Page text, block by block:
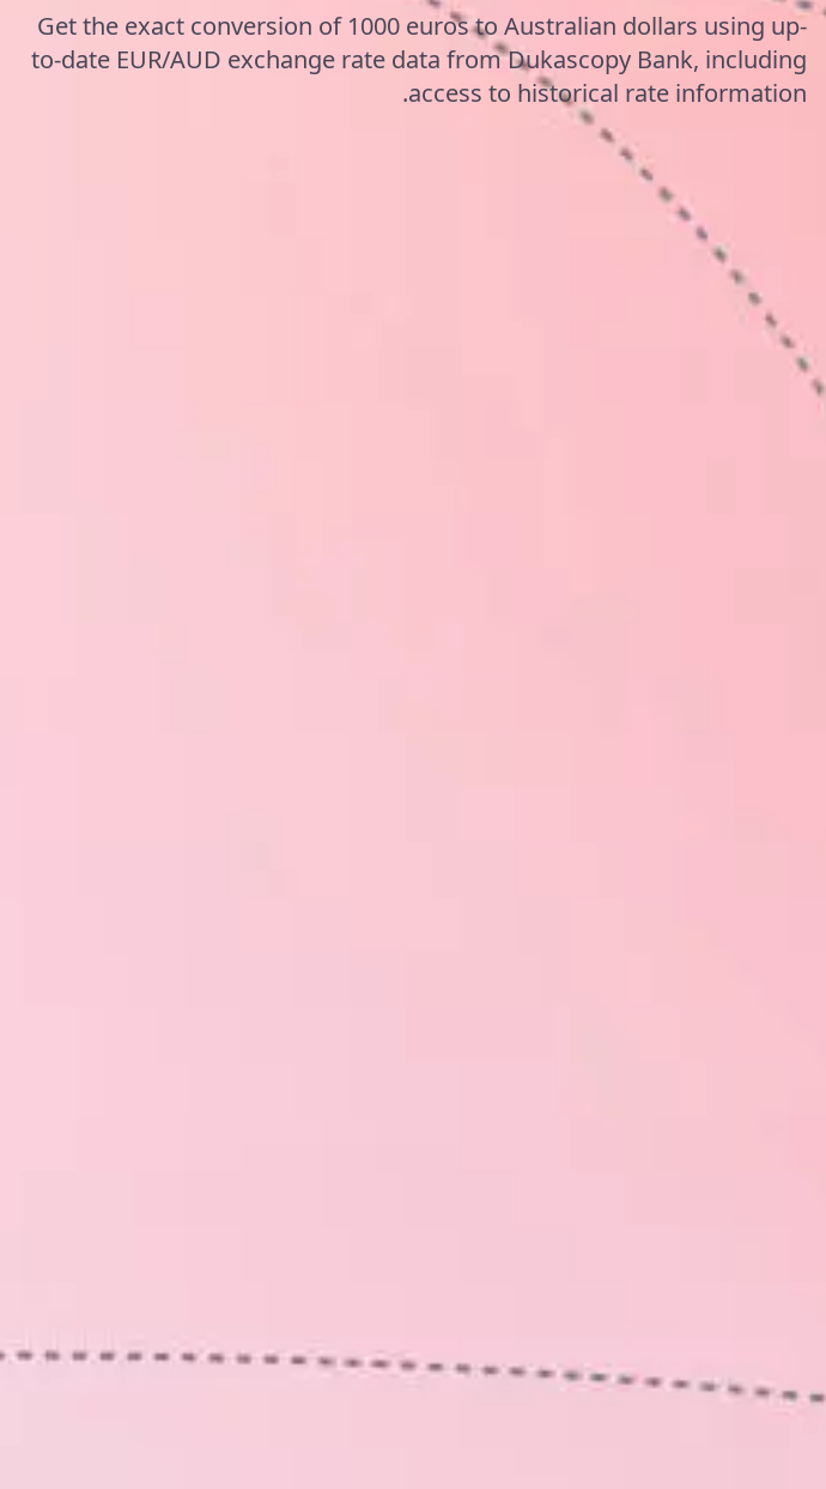
Get the exact conversion of 1000 euros to Australian dollars using up-
to-date EUR/AUD exchange rate data from Dukascopy Bank, including
access to historical rate information.